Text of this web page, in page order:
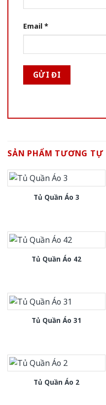
Email *
SẢN PHẨM TƯƠNG TỰ
Tủ Quần Áo 3
Tủ Quần Áo 42
Tủ Quần Áo 31
Tủ Quần Áo 2